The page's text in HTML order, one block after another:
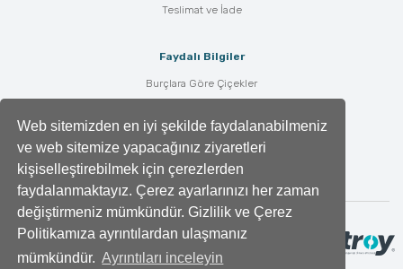
Web sitemizden en iyi şekilde faydalanabilmeniz
ve web sitemize yapacağınız ziyaretleri
kişiselleştirebilmek için çerezlerden
faydalanmaktayız. Çerez ayarlarınızı her zaman
değiştirmeniz mümkündür. Gizlilik ve Çerez
Politikamıza ayrıntılardan ulaşmanız
mümkündür. Ayrıntıları inceleyin
Teslimat ve İade
Faydalı Bilgiler
Burçlara Göre Çiçekler
Çiçek Anlamları
Tüm Blog Yazıları